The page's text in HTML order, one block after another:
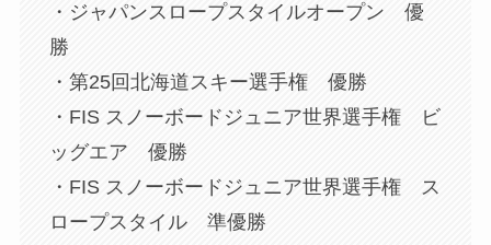
・ジャパンスロープスタイルオープン 優
勝
・第25回北海道スキー選手権 優勝
・FIS スノーボードジュニア世界選手権 ビ
ッグエア 優勝
・FIS スノーボードジュニア世界選手権 ス
ロープスタイル 準優勝